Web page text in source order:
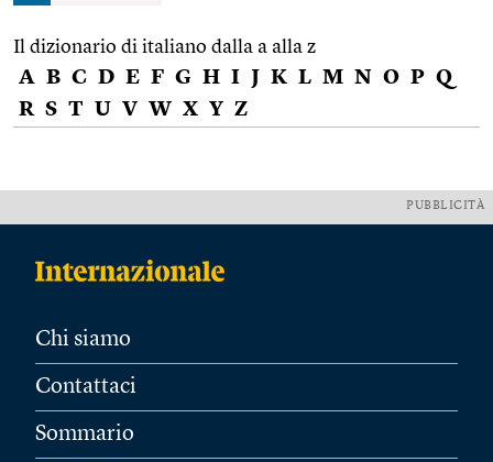
Il dizionario di italiano dalla a alla z
A B C D E F G H I J K L M N O P Q
R S T U V W X Y Z
PUBBLICITÀ
Chi siamo
Contattaci
Sommario